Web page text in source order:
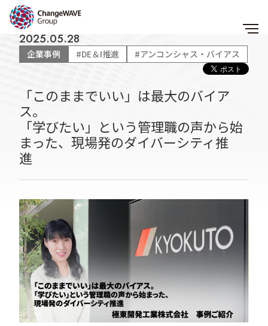
2025.05.28
企業事例 #DE＆I推進 #アンコンシャス・バイアス
「このままでいい」は最大のバイア
ス。
「学びたい」という管理職の声から始
まった、現場発のダイバーシティ推
進